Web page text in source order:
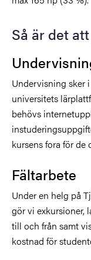
Så är det
Undervisning sker
universitets
behövs
kursens fora för de
Fältarbete
Under en helg på
gör vi exkursioner,
till och från samt
kostnad för